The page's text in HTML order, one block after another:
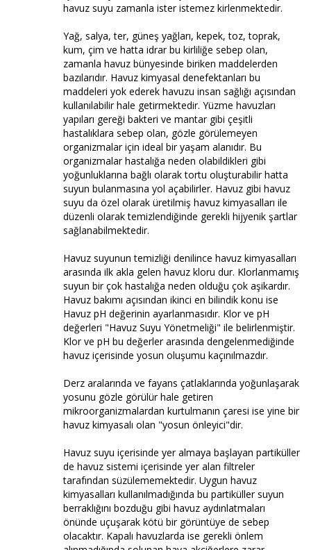
havuz suyu zamanla ister istemez kirlenmektedir.
Yağ, salya, ter, güneş yağları, kepek, toz, toprak,
kum, çim ve hatta idrar bu kirliliğe sebep olan,
zamanla havuz bünyesinde biriken maddelerden
bazılarıdır. Havuz kimyasal denefektanları bu
maddeleri yok ederek havuzu insan sağlığı açısından
kullanılabilir hale getirmektedir. Yüzme havuzları
yapıları gereği bakteri ve mantar gibi çeşitli
hastalıklara sebep olan, gözle görülemeyen
organizmalar için ideal bir yaşam alanıdır. Bu
organizmalar hastalığa neden olabildikleri gibi
yoğunluklarına bağlı olarak tortu oluşturabilir hatta
suyun bulanmasına yol açabilirler. Havuz gibi havuz
suyu da özel olarak üretilmiş havuz kimyasalları ile
düzenli olarak temizlendiğinde gerekli hijyenik şartlar
sağlanabilmektedir.
Havuz suyunun temizliği denilince havuz kimyasalları
arasında ilk akla gelen havuz kloru dur. Klorlanmamış
suyun bir çok hastalığa neden olduğu çok aşikardır.
Havuz bakımı açısından ikinci en bilindik konu ise
Havuz pH değerinin ayarlanmasıdır. Klor ve pH
değerleri "Havuz Suyu Yönetmeliği" ile belirlenmiştir.
Klor ve pH bu değerler arasında dengelenmediğinde
havuz içerisinde yosun oluşumu kaçınılmazdır.
Derz aralarında ve fayans çatlaklarında yoğunlaşarak
yosunu gözle görülür hale getiren
mikroorganizmalardan kurtulmanın çaresi ise yine bir
havuz kimyasalı olan "yosun önleyici"dir.
Havuz suyu içerisinde yer almaya başlayan partiküller
de havuz sistemi içerisinde yer alan filtreler
tarafından süzülememektedir. Uygun havuz
kimyasalları kullanılmadığında bu partiküller suyun
berraklığını bozduğu gibi havuz aydınlatmaları
önünde uçuşarak kötü bir görüntüye de sebep
olacaktır. Kapalı havuzlarda ise gerekli önlem